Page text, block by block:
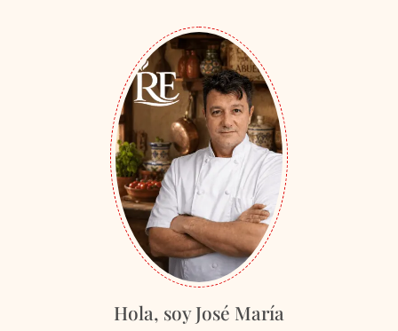
Hola, soy José María